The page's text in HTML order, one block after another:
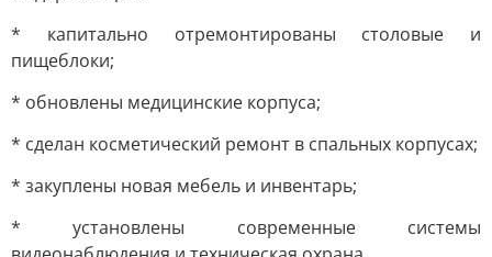
* капитально отремонтированы столовые и
пищеблоки;
* обновлены медицинские корпуса;
* сделан косметический ремонт в спальных корпусах;
* закуплены новая мебель и инвентарь;
* установлены современные системы